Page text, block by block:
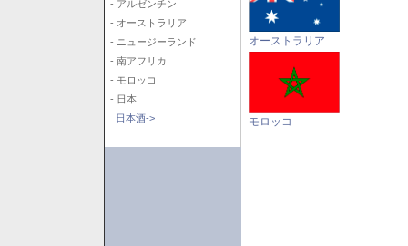
- アルゼンチン
- オーストラリア
- ニュージーランド
- 南アフリカ
- モロッコ
- 日本
日本酒->
オーストラリア
モロッコ